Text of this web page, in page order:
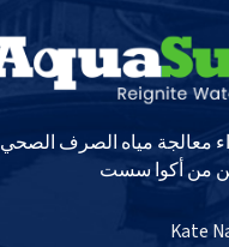
معالجة مياه الصرف الصحي
من أكوا سست
Kate